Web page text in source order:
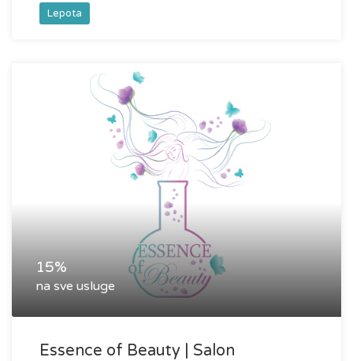
Lepota
15%
na sve usluge
Essence of Beauty | Salon